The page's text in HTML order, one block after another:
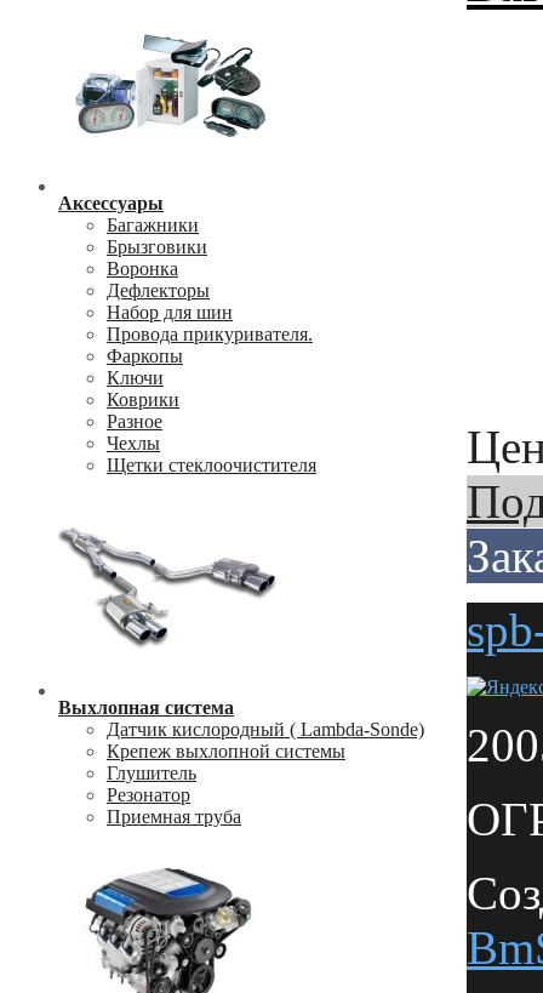
Аксессуары
Багажники
Брызговики
Воронка
Дефлекторы
Набор для шин
Провода прикуривателя.
Фаркопы
Ключи
Коврики
Разное
Чехлы
Щетки стеклоочистителя
Выхлопная система
Датчик кислородный ( Lambda-Sonde)
Крепеж выхлопной системы
Глушитель
Резонатор
Приемная труба